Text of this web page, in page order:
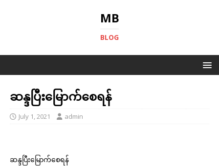
MB
BLOG
ဆန္ဒပြီးမြောက်စေရန်
July 1, 2021 admin
ဆန္ဒပြီးမြောက်စေရန်